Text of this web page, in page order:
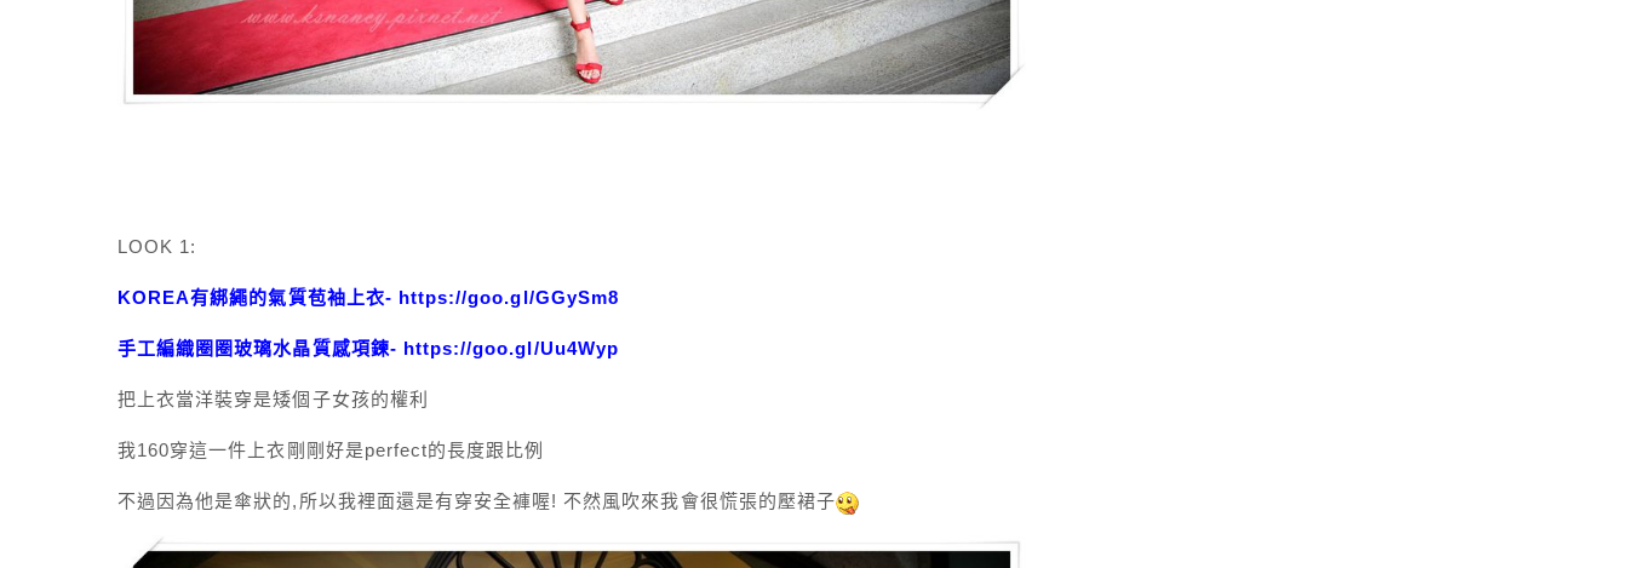
LOOK 1:
KOREA有綁繩的氣質苞袖上衣- https://goo.gl/GGySm8
手工編織圈圈玻璃水晶質感項鍊- https://goo.gl/Uu4Wyp
把上衣當洋裝穿是矮個子女孩的權利
我160穿這一件上衣剛剛好是perfect的長度跟比例
不過因為他是傘狀的,所以我裡面還是有穿安全褲喔! 不然風吹來我會很慌張的壓裙子